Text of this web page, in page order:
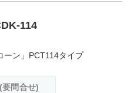
114
ーン」PCT114タイプ
要問合せ)